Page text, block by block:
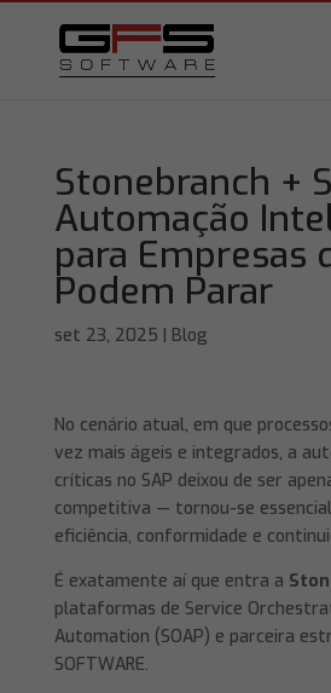
Stonebranch +
Automação
para Empresas
Podem Parar
set 23, 2025 | Blog
No cenário atual, em que
vez mais ágeis e integrados, a
críticas no SAP deixou de ser
competitiva — tornou-se
eficiência, conformidade e
É exatamente aí que entra a
plataformas de Service
Automation (SOAP) e parceira
SOFTWARE.